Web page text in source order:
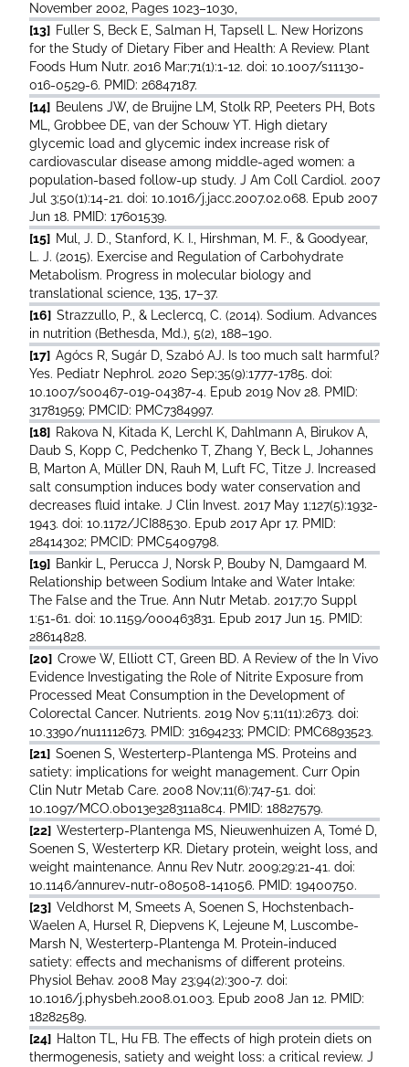
November 2002, Pages 1023–1030,
[13] Fuller S, Beck E, Salman H, Tapsell L. New Horizons
for the Study of Dietary Fiber and Health: A Review. Plant
Foods Hum Nutr. 2016 Mar;71(1):1-12. doi: 10.1007/s11130-
016-0529-6. PMID: 26847187.
[14] Beulens JW, de Bruijne LM, Stolk RP, Peeters PH, Bots
ML, Grobbee DE, van der Schouw YT. High dietary
glycemic load and glycemic index increase risk of
cardiovascular disease among middle-aged women: a
population-based follow-up study. J Am Coll Cardiol. 2007
Jul 3;50(1):14-21. doi: 10.1016/j.jacc.2007.02.068. Epub 2007
Jun 18. PMID: 17601539.
[15] Mul, J. D., Stanford, K. I., Hirshman, M. F., & Goodyear,
L. J. (2015). Exercise and Regulation of Carbohydrate
Metabolism. Progress in molecular biology and
translational science, 135, 17–37.
[16] Strazzullo, P., & Leclercq, C. (2014). Sodium. Advances
in nutrition (Bethesda, Md.), 5(2), 188–190.
[17] Agócs R, Sugár D, Szabó AJ. Is too much salt harmful?
Yes. Pediatr Nephrol. 2020 Sep;35(9):1777-1785. doi:
10.1007/s00467-019-04387-4. Epub 2019 Nov 28. PMID:
31781959; PMCID: PMC7384997.
[18] Rakova N, Kitada K, Lerchl K, Dahlmann A, Birukov A,
Daub S, Kopp C, Pedchenko T, Zhang Y, Beck L, Johannes
B, Marton A, Müller DN, Rauh M, Luft FC, Titze J. Increased
salt consumption induces body water conservation and
decreases fluid intake. J Clin Invest. 2017 May 1;127(5):1932-
1943. doi: 10.1172/JCI88530. Epub 2017 Apr 17. PMID:
28414302; PMCID: PMC5409798.
[19] Bankir L, Perucca J, Norsk P, Bouby N, Damgaard M.
Relationship between Sodium Intake and Water Intake:
The False and the True. Ann Nutr Metab. 2017;70 Suppl
1:51-61. doi: 10.1159/000463831. Epub 2017 Jun 15. PMID:
28614828.
[20] Crowe W, Elliott CT, Green BD. A Review of the In Vivo
Evidence Investigating the Role of Nitrite Exposure from
Processed Meat Consumption in the Development of
Colorectal Cancer. Nutrients. 2019 Nov 5;11(11):2673. doi:
10.3390/nu11112673. PMID: 31694233; PMCID: PMC6893523.
[21] Soenen S, Westerterp-Plantenga MS. Proteins and
satiety: implications for weight management. Curr Opin
Clin Nutr Metab Care. 2008 Nov;11(6):747-51. doi:
10.1097/MCO.0b013e328311a8c4. PMID: 18827579.
[22] Westerterp-Plantenga MS, Nieuwenhuizen A, Tomé D,
Soenen S, Westerterp KR. Dietary protein, weight loss, and
weight maintenance. Annu Rev Nutr. 2009;29:21-41. doi:
10.1146/annurev-nutr-080508-141056. PMID: 19400750.
[23] Veldhorst M, Smeets A, Soenen S, Hochstenbach-
Waelen A, Hursel R, Diepvens K, Lejeune M, Luscombe-
Marsh N, Westerterp-Plantenga M. Protein-induced
satiety: effects and mechanisms of different proteins.
Physiol Behav. 2008 May 23;94(2):300-7. doi:
10.1016/j.physbeh.2008.01.003. Epub 2008 Jan 12. PMID:
18282589.
[24] Halton TL, Hu FB. The effects of high protein diets on
thermogenesis, satiety and weight loss: a critical review. J